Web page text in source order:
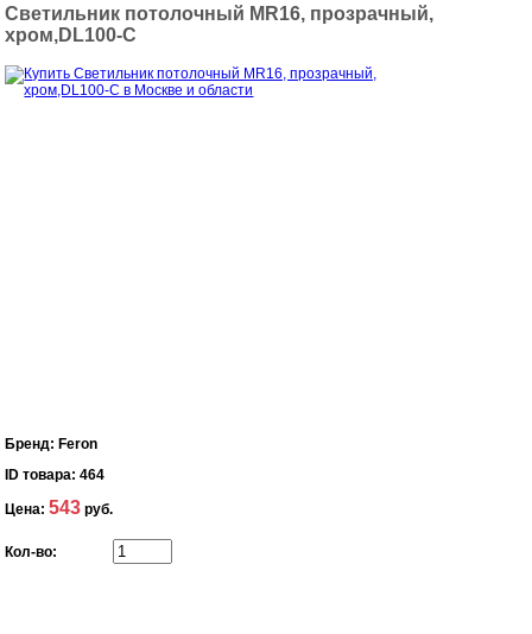
Светильник потолочный MR16, прозрачный,
хром,DL100-C
Бренд: Feron
ID товара: 464
Цена:543 руб.
Кол-во: